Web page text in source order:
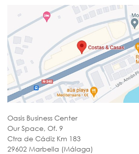
Oasis Business Center
Our Space, Of. 9
Ctra de Cádiz Km 183
29602 Marbella (Málaga)